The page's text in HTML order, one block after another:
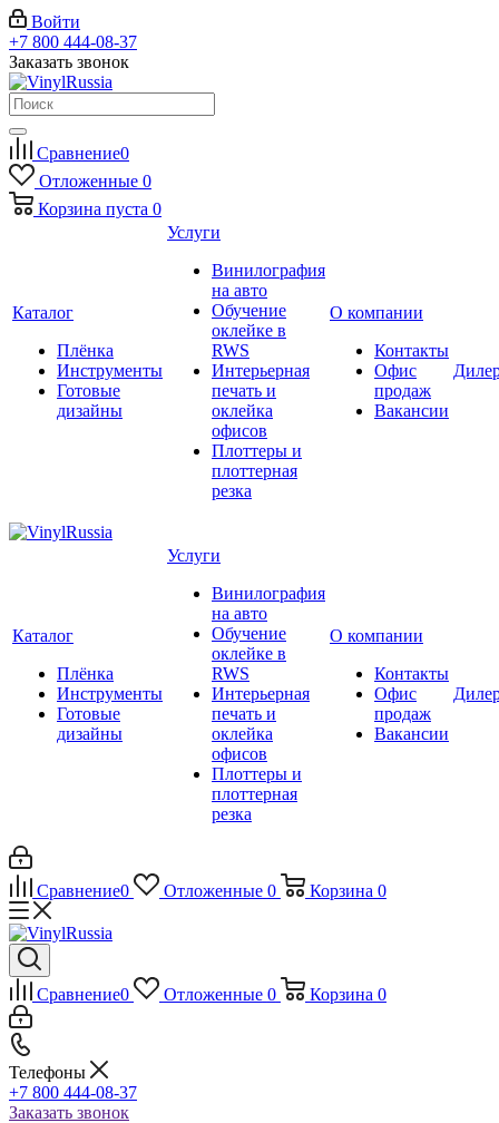
Войти
+7 800 444-08-37
Заказать звонок
Сравнение0
Отложенные 0
Корзина пуста 0
Каталог
Плёнка
Инструменты
Готовые
дизайны
Услуги
Винилография
на авто
Обучение
оклейке в
RWS
Интерьерная
печать и
оклейка
офисов
Плоттеры и
плоттерная
резка
О компании
Контакты
Офис
продаж
Вакансии
Каталог
Плёнка
Инструменты
Готовые
дизайны
Услуги
Винилография
на авто
Обучение
оклейке в
RWS
Интерьерная
печать и
оклейка
офисов
Плоттеры и
плоттерная
резка
О компании
Контакты
Офис
продаж
Вакансии
Сравнение0 Отложенные 0 Корзина 0
Сравнение0 Отложенные 0 Корзина 0
Телефоны
+7 800 444-08-37
Заказать звонок